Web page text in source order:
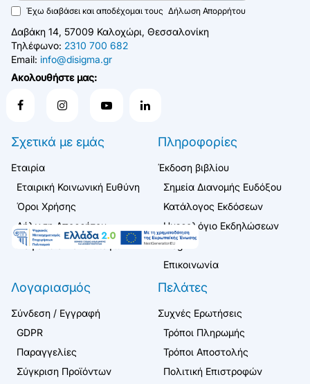
Έχω διαβάσει και αποδέχομαι τους Δήλωση Απορρήτου
Δαβάκη 14, 57009 Καλοχώρι, Θεσσαλονίκη
Τηλέφωνο: 2310 700 682
Email: info@disigma.gr
Ακολουθήστε μας:
Σχετικά με εμάς
Εταιρία
Εταιρική Κοινωνική Ευθύνη
Όροι Χρήσης
Δήλωση Απορρήτου
Ασφάλεια Συναλλαγών
Πληροφορίες
Έκδοση βιβλίου
Σημεία Διανομής Ευδόξου
Κατάλογος Εκδόσεων
Ημερολόγιο Εκδηλώσεων
Blog
Επικοινωνία
Λογαριασμός
Σύνδεση / Εγγραφή
GDPR
Παραγγελίες
Σύγκριση Προϊόντων
Πελάτες
Συχνές Ερωτήσεις
Τρόποι Πληρωμής
Τρόποι Αποστολής
Πολιτική Επιστροφών